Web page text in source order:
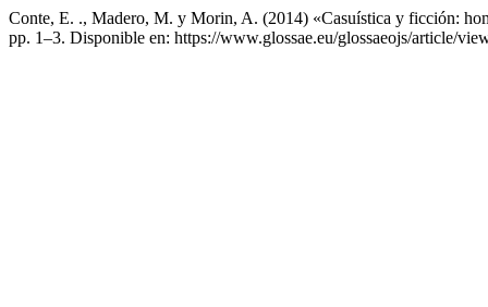
Conte, E. ., Madero, M. y Morin, A. (2014) «Casuística y ficción:
pp. 1–3. Disponible en: https://www.glossae.eu/glossaeojs/article/